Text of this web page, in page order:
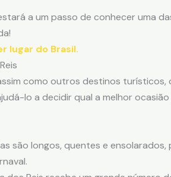
a um passo de conhecer uma
lugar do Brasil.
como outros destinos
lo a decidir qual a melhor
são longos, quentes e